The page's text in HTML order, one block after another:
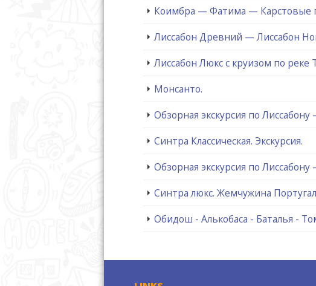
Коимбра — Фатима — Карстовые
Лиссабон Древний — Лиссабон
Лиссабон Люкс с круизом по реке
Монсанто.
Обзорная экскурсия по
Синтра Классическая. Экскурсия.
Обзорная экскурсия по
Синтра люкс. Жемчужина
Обидош - Алькобаса - Баталья -